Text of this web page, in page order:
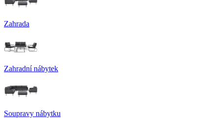
Zahrada
Zahradní nábytek
Soupravy nábytku